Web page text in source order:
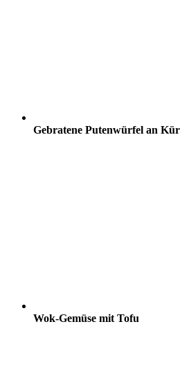
Gebratene Putenwürfel an
Wok-Gemüse mit Tofu